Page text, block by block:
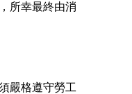
所幸最終由消
嚴格遵守勞工